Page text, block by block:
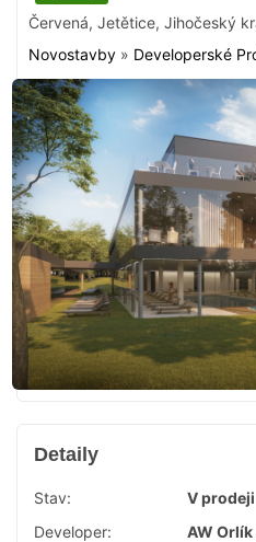
Červená, Jetětice, Jihočeský
Novostavby » Developerské
Detaily
Stav:
V prodeji
Developer:
AW Orlík